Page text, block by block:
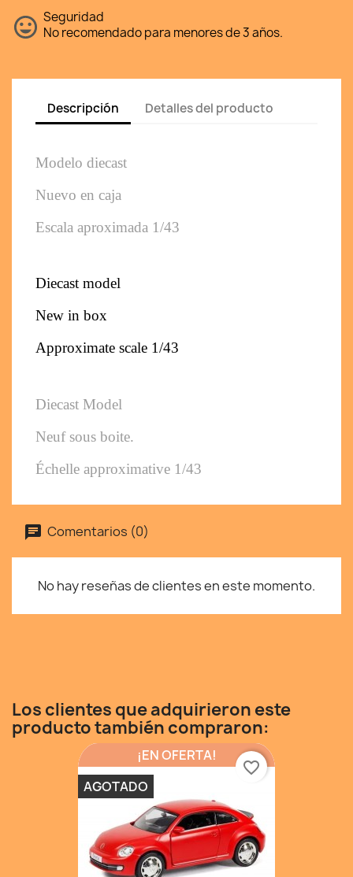
Seguridad
No recomendado para menores de 3 años.
Descripción Detalles del producto
Modelo diecast
Nuevo en caja
Escala aproximada 1/43
Diecast model
New in box
Approximate scale 1/43
Diecast Model
Neuf sous boite.
Échelle approximative 1/43
Comentarios (0)
No hay reseñas de clientes en este momento.
Los clientes que adquirieron este
producto también compraron:
¡EN OFERTA!
AGOTADO
favorite_border